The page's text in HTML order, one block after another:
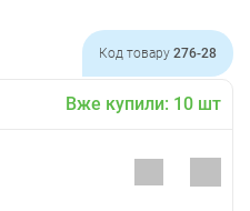
Код товару 276-28
Вже купили: 10 шт